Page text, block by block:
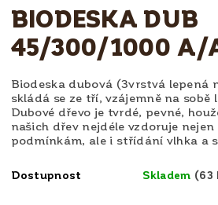
KONTAKT OBCHODNÍ
BIODESKA DUB
45/300/1000 A/
Biodeska dubová (3vrstvá lepená
skládá se ze tří, vzájemně na sobě
Dubové dřevo je tvrdé, pevné,
našich dřev nejdéle vzdoruje
podmínkám, ale i střídání vlhka a
Dostupnost Skladem (63